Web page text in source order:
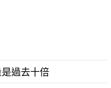
過去十倍